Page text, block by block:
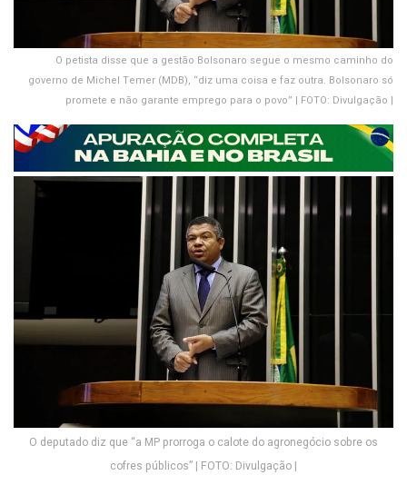
O petista disse que a gestão Bolsonaro segue o mesmo caminho do
governo de Michel Temer (MDB), “diz uma coisa e faz outra. Bolsonaro só
promete e não garante emprego para o povo” | FOTO: Divulgação |
O deputado diz que “a MP prorroga o calote do agronegócio sobre os
cofres públicos” | FOTO: Divulgação |